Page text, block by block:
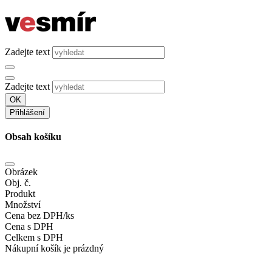
Zadejte text
Zadejte text
OK
Přihlášení
Obsah košíku
Obrázek
Obj. č.
Produkt
Množství
Cena bez DPH/ks
Cena s DPH
Celkem s DPH
Nákupní košík je prázdný